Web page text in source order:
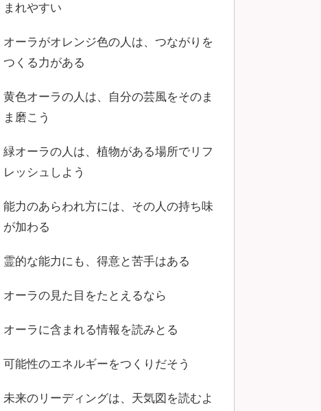
まれやすい
オーラがオレンジ色の人は、つながりを
つくる力がある
黄色オーラの人は、自分の芸風をそのま
ま磨こう
緑オーラの人は、植物がある場所でリフ
レッシュしよう
能力のあらわれ方には、その人の持ち味
が加わる
霊的な能力にも、得意と苦手はある
オーラの見た目をたとえるなら
オーラに含まれる情報を読みとる
可能性のエネルギーをつくりだそう
未来のリーディングは、天気図を読むよ